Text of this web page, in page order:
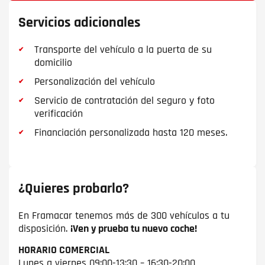
Servicios adicionales
Transporte del vehículo a la puerta de su
domicilio
Personalización del vehículo
Servicio de contratación del seguro y foto
verificación
Financiación personalizada hasta 120 meses.
¿Quieres probarlo?
En Framacar tenemos más de 300 vehículos a tu
disposición. ¡Ven y prueba tu nuevo coche!
HORARIO COMERCIAL